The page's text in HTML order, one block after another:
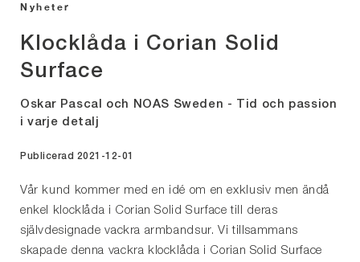
Nyheter
Klocklåda i Corian Solid
Surface
Oskar Pascal och NOAS Sweden - Tid och passion
i varje detalj
Publicerad 2021-12-01
Vår kund kommer med en idé om en exklusiv men ändå
enkel klocklåda i Corian Solid Surface till deras
självdesignade vackra armbandsur. Vi tillsammans
skapade denna vackra klocklåda i Corian Solid Surface